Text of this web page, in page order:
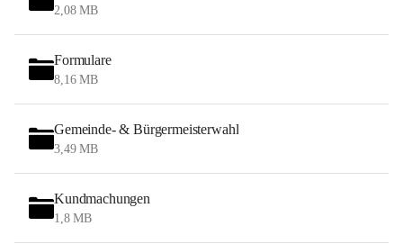
2,08 MB
Formulare
8,16 MB
Gemeinde- & Bürgermeisterwahl
3,49 MB
Kundmachungen
1,8 MB